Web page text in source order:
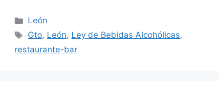
Categorías
León
Etiquetas
Gto, León, Ley de Bebidas Alcohólicas,
restaurante-bar